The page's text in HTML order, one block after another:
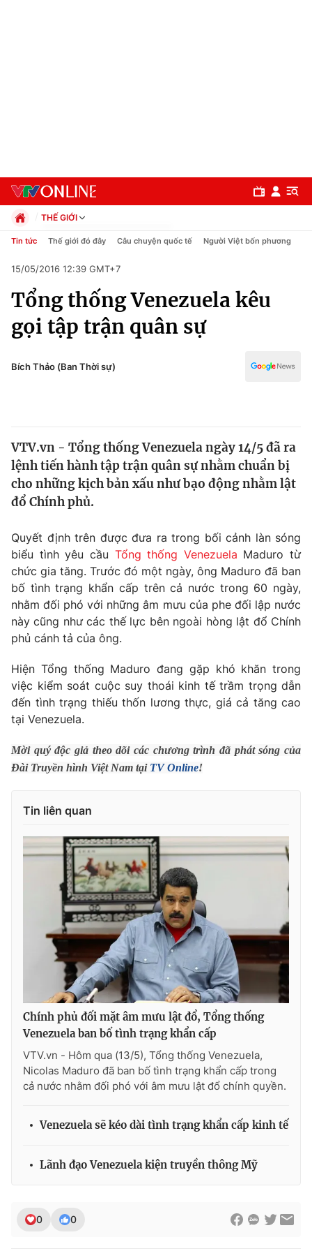
Chuyên mục
Chính trị
Thế giới
Tin tức
Thế giới đó đây
Câu chuyện quốc tế
Tài chính
Thị trường
Góc doanh nghiệp
Dữ liệu và đời sống
Truyền hình
Phim VTV
Nhân vật
Khán giả
Giải trí
Điện ảnh
Âm nhạc
Sao
Đời sống
Du lịch
Chất lượng cuộc sống
Giáo dục
Tuyển sinh
Công nghệ
Sản phẩm
Thị trường
Giao lưu trực tuyến
Lịch phát sóng
Chuyên mục khác
Emagazine Podcast
Infographic
Video Shorts video
VTV Money VTV Thể thao
VTV Sức khoẻ Bất động sản
Thị trường 24h Tấm lòng Việt
VTV4 Vươn mình bằng AI
VTV9
THẾ GIỚI
Chính trị
Pháp luật
Kinh tế
Thể thao
Truyền hình
Y tế
Tin tức Thế giới đó đây Câu chuyện quốc tế Người Việt bốn phương
15/05/2016 12:39 GMT+7
Tổng thống Venezuela kêu
gọi tập trận quân sự
Bích Thảo (Ban Thời sự)
VTV.vn - Tổng thống Venezuela ngày 14/5 đã ra
lệnh tiến hành tập trận quân sự nhằm chuẩn bị
cho những kịch bản xấu như bạo động nhằm lật
đổ Chính phủ.
Quyết định trên được đưa ra trong bối cảnh làn sóng
biểu tình yêu cầu Tổng thống Venezuela Maduro từ
chức gia tăng. Trước đó một ngày, ông Maduro đã ban
bố tình trạng khẩn cấp trên cả nước trong 60 ngày,
nhằm đối phó với những âm mưu của phe đối lập nước
này cũng như các thế lực bên ngoài hòng lật đổ Chính
phủ cánh tả của ông.
Hiện Tổng thống Maduro đang gặp khó khăn trong
việc kiểm soát cuộc suy thoái kinh tế trầm trọng dẫn
đến tình trạng thiếu thốn lương thực, giá cả tăng cao
tại Venezuela.
Mời quý độc giả theo dõi các chương trình đã phát sóng của
Đài Truyền hình Việt Nam tạiTV Online!
Tin liên quan
Chính phủ đối mặt âm mưu lật đổ, Tổng thống
Venezuela ban bố tình trạng khẩn cấp
VTV.vn - Hôm qua (13/5), Tổng thống Venezuela,
Nicolas Maduro đã ban bố tình trạng khẩn cấp trong
cả nước nhằm đối phó với âm mưu lật đổ chính quyền.
Venezuela sẽ kéo dài tình trạng khẩn cấp kinh tế
Lãnh đạo Venezuela kiện truyền thông Mỹ
0 0